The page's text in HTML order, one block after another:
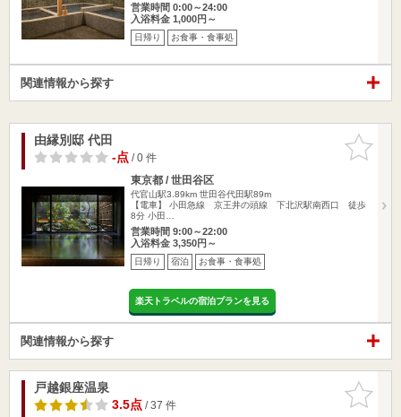
営業時間 0:00～24:00
入浴料金 1,000円～
日帰り お食事・食事処
関連情報から探す
お気に入
りに追加
由縁別邸 代田
-点/ 0 件
東京都 / 世田谷区
代官山駅3.89km 世田谷代田駅89m
【電車】 小田急線 京王井の頭線 下北沢駅南西口 徒歩
8分 小田…
営業時間 9:00～22:00
入浴料金 3,350円～
日帰り 宿泊 お食事・食事処
楽天トラベルの宿泊プランを見る
関連情報から探す
お気に入
りに追加
戸越銀座温泉
3.5点/ 37 件